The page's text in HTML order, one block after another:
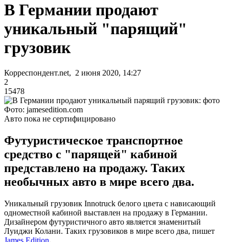
В Германии продают
уникальный "парящий"
грузовик
Корреспондент.net, 2 июня 2020, 14:27
2
15478
Фото: jamesedition.com
Авто пока не сертифицировано
Футуристическое транспортное
средство с "парящей" кабиной
представлено на продажу. Таких
необычных авто в мире всего два.
Уникальный грузовик Innotruck белого цвета с нависающий
одноместной кабиной выставлен на продажу в Германии.
Дизайнером футуристичного авто является знаменитый
Луиджи Колани. Таких грузовиков в мире всего два, пишет
James Edition.